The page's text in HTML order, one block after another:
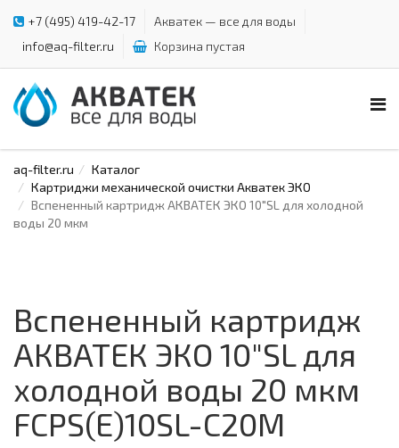
+7 (495) 419-42-17
Акватек — все для воды
info@aq-filter.ru
Корзина пустая
aq-filter.ru
Каталог
Картриджи механической очистки Акватек ЭКО
Вспененный картридж АКВАТЕК ЭКО 10"SL для холодной
воды 20 мкм
Вспененный картридж
АКВАТЕК ЭКО 10"SL для
холодной воды 20 мкм
FCPS(E)10SL-C20M